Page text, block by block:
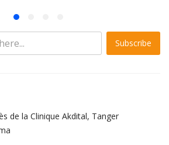
Subscribe
de la Clinique Akdital, Tanger